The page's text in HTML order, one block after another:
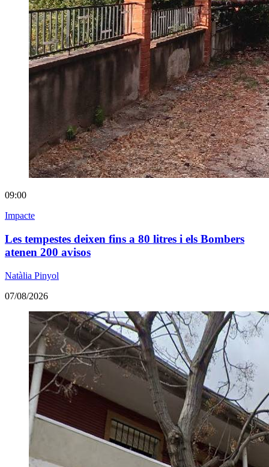
09:00
Impacte
Les tempestes deixen fins a 80 litres i els Bombers
atenen 200 avisos
Natàlia Pinyol
07/08/2026